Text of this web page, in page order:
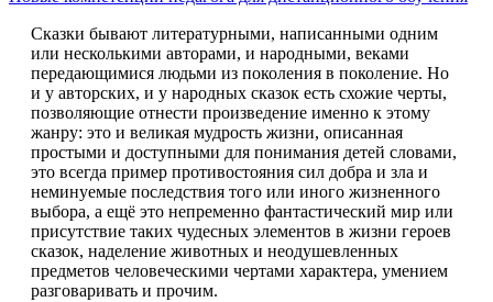
Сказки бывают литературными, написанными одним
или несколькими авторами, и народными, веками
передающимися людьми из поколения в поколение. Но
и у авторских, и у народных сказок есть схожие черты,
позволяющие отнести произведение именно к этому
жанру: это и великая мудрость жизни, описанная
простыми и доступными для понимания детей словами,
это всегда пример противостояния сил добра и зла и
неминуемые последствия того или иного жизненного
выбора, а ещё это непременно фантастический мир или
присутствие таких чудесных элементов в жизни героев
сказок, наделение животных и неодушевленных
предметов человеческими чертами характера, умением
разговаривать и прочим.